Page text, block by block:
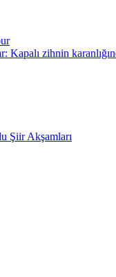
Kapalı zihnin
Şiir Akşamları